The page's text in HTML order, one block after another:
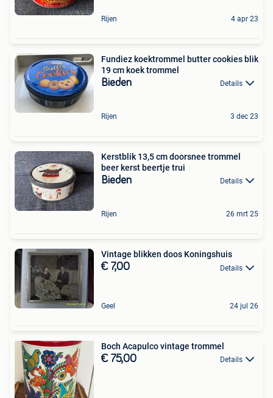
Rijen 4 apr 23
Fundiez koektrommel butter cookies blik
19 cm koek trommel
Bieden Details
Rijen 3 dec 23
Kerstblik 13,5 cm doorsnee trommel
beer kerst beertje trui
Bieden Details
Rijen 26 mrt 25
Vintage blikken doos Koningshuis
€ 7,00 Details
Geel 24 jul 26
Boch Acapulco vintage trommel
€ 75,00 Details